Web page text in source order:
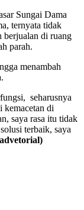
Sungai Dama
ternyata tidak
berjualan di ruang
parah.
menambah
seharusnya
kemacetan di
saya rasa itu tidak
terbaik, saya